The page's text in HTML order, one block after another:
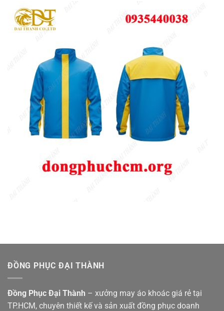
ĐỒNG PHỤC ĐẠI THÀNH
Đồng Phục Đại Thành – xưởng may áo khoác giá rẻ tại
TP.HCM, chuyên thiết kế và sản xuất đồng phục doanh